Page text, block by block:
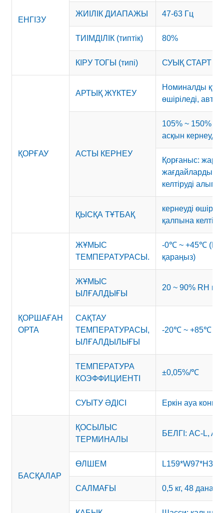
ЕНГІЗУ
ЖИІЛІК ДИАПАЖЫ 47-63 Гц
ТИІМДІЛІК (типтік) 80%
КІРУ ТОГЫ (типі) СУЫҚ СТАРТ
ҚОРҒАУ
АРТЫҚ ЖҮКТЕУ
Номиналды
өшіріледі,
АСТЫ КЕРНЕУ
105% ~ 150%
асқын
Қорғаныс:
жағдайлардың
келтіруді алып
ҚЫСҚА ТҰТБАҚ
кернеуді өшіріп,
қалпына
ҚОРШАҒАН
ОРТА
ЖҰМЫС
ТЕМПЕРАТУРАСЫ.
-0℃ ~ +45℃
қараңыз)
ЖҰМЫС
ЫЛҒАЛДЫҒЫ
20 ~ 90% RH
САҚТАУ
ТЕМПЕРАТУРАСЫ,
ЫЛҒАЛДЫЛЫҒЫ
-20℃ ~ +85℃
ТЕМПЕРАТУРА
КОЭФФИЦИЕНТІ
±0,05%/℃
СУЫТУ ӘДІСІ Еркін ауа
БАСҚАЛАР
ҚОСЫЛЫС
ТЕРМИНАЛЫ
БЕЛГІ: AC-L,
ӨЛШЕМ
САЛМАҒЫ 0,5 кг, 48 дана/